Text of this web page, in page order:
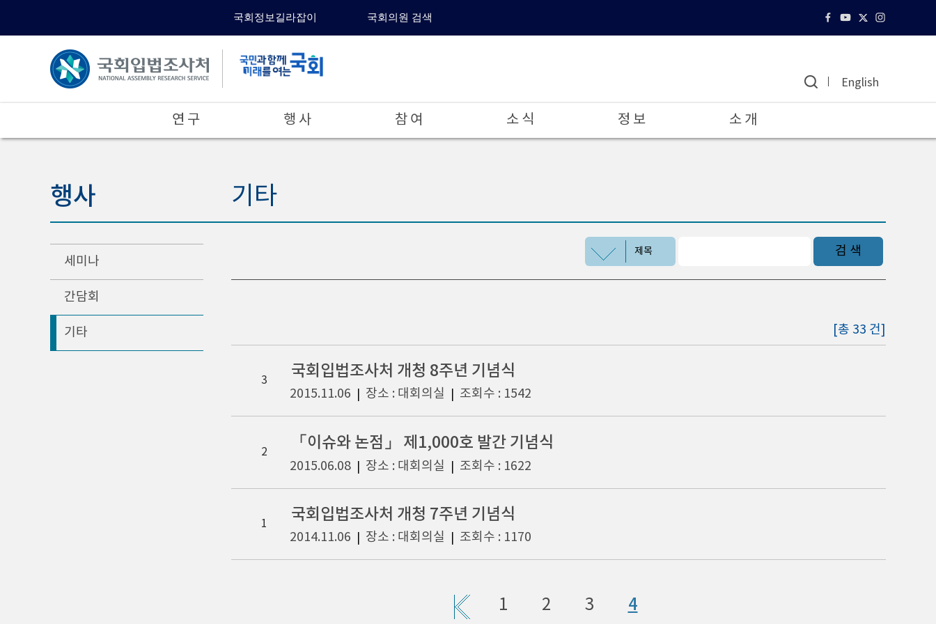
국회정보길라잡이 국회의원 검색
English
연 구 행 사 참 여 소 식 정 보 소 개
행사
세미나
간담회
기타
기타
제목 검 색
[총 33 건]
3 국회입법조사처 개청 8주년 기념식
2015.11.06 장소 : 대회의실 조회수 : 1542
2 「이슈와 논점」 제1,000호 발간 기념식
2015.06.08 장소 : 대회의실 조회수 : 1622
1 국회입법조사처 개청 7주년 기념식
2014.11.06 장소 : 대회의실 조회수 : 1170
1 2 3 4